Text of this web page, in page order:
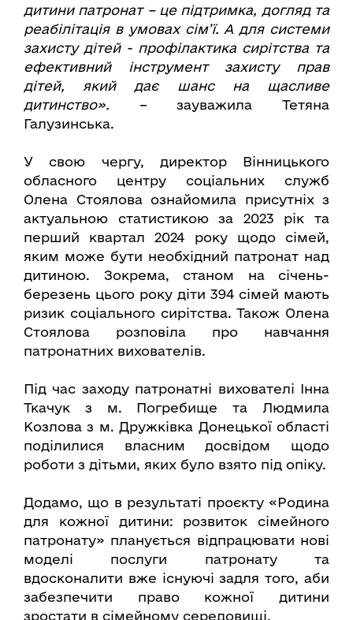
дитини патронат – це підтримка, догляд та
реабілітація в умовах сім’ї. А для системи
захисту дітей - профілактика сирітства та
ефективний інструмент захисту прав
дітей, який дає шанс на щасливе
дитинство». – зауважила Тетяна
Галузинська.
У свою чергу, директор Вінницького
обласного центру соціальних служб
Олена Стоялова ознайомила присутніх з
актуальною статистикою за 2023 рік та
перший квартал 2024 року щодо сімей,
яким може бути необхідний патронат над
дитиною. Зокрема, станом на січень-
березень цього року діти 394 сімей мають
ризик соціального сирітства. Також Олена
Стоялова розповіла про навчання
патронатних вихователів.
Під час заходу патронатні вихователі Інна
Ткачук з м. Погребище та Людмила
Козлова з м. Дружківка Донецької області
поділилися власним досвідом щодо
роботи з дітьми, яких було взято під опіку.
Додамо, що в результаті проєкту «Родина
для кожної дитини: розвиток сімейного
патронату» планується відпрацювати нові
моделі послуги патронату та
вдосконалити вже існуючі задля того, аби
забезпечити право кожної дитини
зростати в сімейному середовищі.